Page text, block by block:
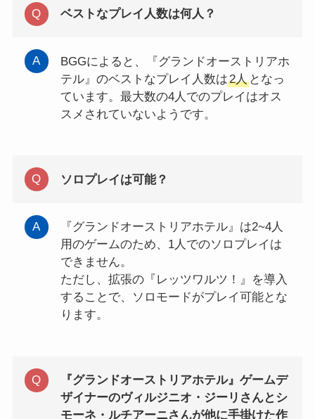
ベストなプレイ人数は何人？
BGGによると、『グランドオーストリアホ
テル』のベストなプレイ人数は2人 となっ
ています。最大数の4人でのプレイはオス
スメされていないようです。
ソロプレイは可能？
『グランドオーストリアホテル』は2~4人
用のゲームのため、1人でのソロプレイは
できません。
ただし、拡張の『レッツワルツ！』を導入
することで、ソロモードがプレイ可能とな
ります。
『グランドオーストリアホテル』ゲームデ
ザイナーのヴィルジニオ・ジーリさんとシ
モーネ・ルチアーニさんが他に手掛けた作